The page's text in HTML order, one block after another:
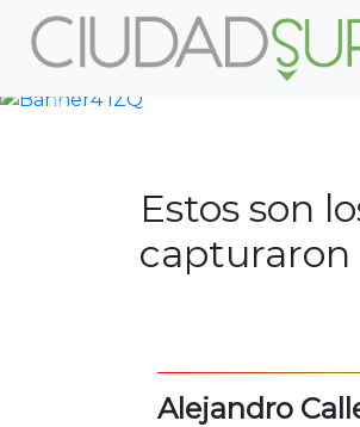
Previous
Estos son
capturaron
Alejandro